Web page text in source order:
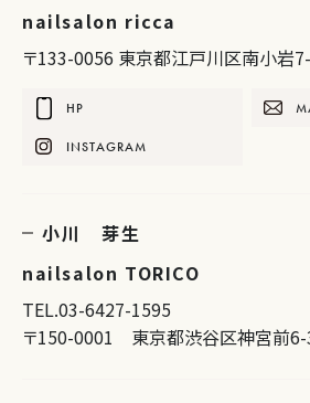
nailsalon ricca
〒133-0056 東京都江戸川区南小岩
HP
INSTAGRAM
小川 芽生
nailsalon TORICO
TEL.03-6427-1595
〒150-0001 東京都渋谷区神宮前